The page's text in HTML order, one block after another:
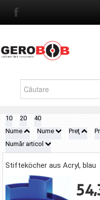
10 20
40
Nume
Nume Preţ
Număr articol
Stifteköcher aus Acryl, blau